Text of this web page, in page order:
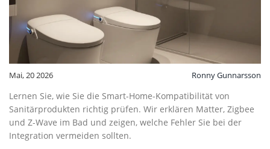
Mai, 20 2026 Ronny Gunnarsson
Lernen Sie, wie Sie die Smart-Home-Kompatibilität von
Sanitärprodukten richtig prüfen. Wir erklären Matter, Zigbee
und Z-Wave im Bad und zeigen, welche Fehler Sie bei der
Integration vermeiden sollten.